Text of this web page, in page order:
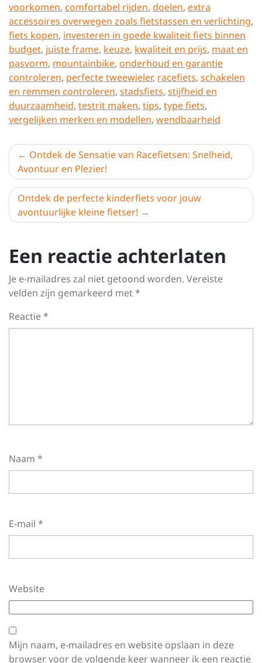
voorkomen, comfortabel rijden, doelen, extra
accessoires overwegen zoals fietstassen en verlichting,
fiets kopen, investeren in goede kwaliteit fiets binnen
budget, juiste frame, keuze, kwaliteit en prijs, maat en
pasvorm, mountainbike, onderhoud en garantie
controleren, perfecte tweewieler, racefiets, schakelen
en remmen controleren, stadsfiets, stijfheid en
duurzaamheid, testrit maken, tips, type fiets,
vergelijken merken en modellen, wendbaarheid
Berichtnavigatie
Ontdek de Sensatie van Racefietsen: Snelheid,
Avontuur en Plezier!
Ontdek de perfecte kinderfiets voor jouw
avontuurlijke kleine fietser!
Een reactie achterlaten
Je e-mailadres zal niet getoond worden. Vereiste
velden zijn gemarkeerd met*
Reactie*
Naam *
E-mail *
Website
Mijn naam, e-mailadres en website opslaan in deze
browser voor de volgende keer wanneer ik een reactie